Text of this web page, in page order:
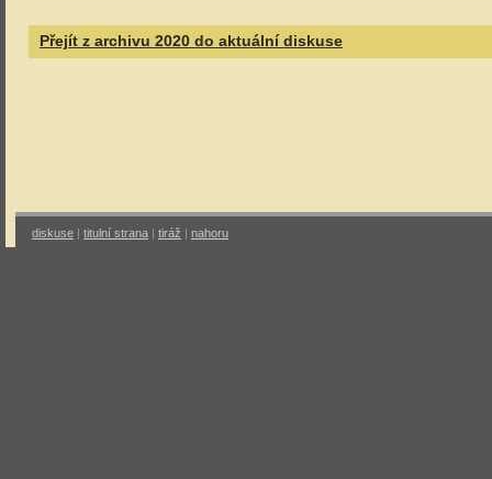
Přejít z archivu 2020 do aktuální diskuse
diskuse | titulní strana | tiráž | nahoru